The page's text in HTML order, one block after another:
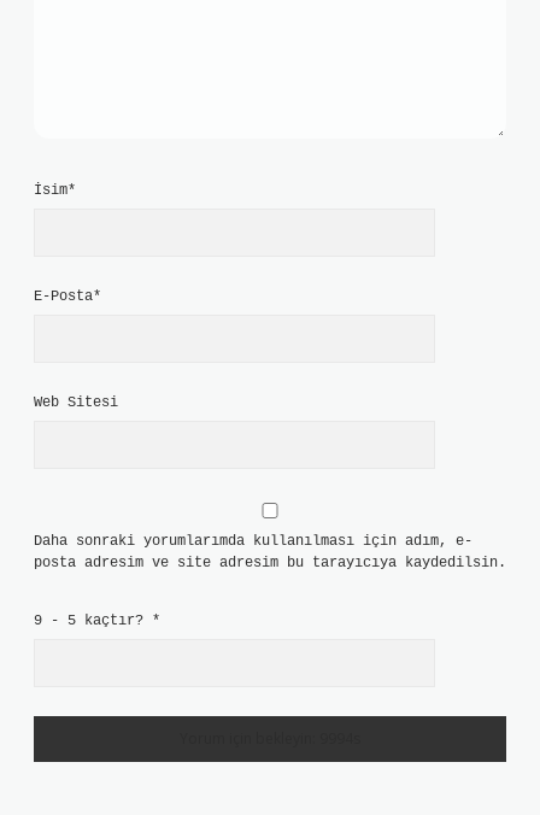
İsim*
E-Posta*
Web Sitesi
Daha sonraki yorumlarımda kullanılması için adım, e-
posta adresim ve site adresim bu tarayıcıya kaydedilsin.
9 - 5 kaçtır? *